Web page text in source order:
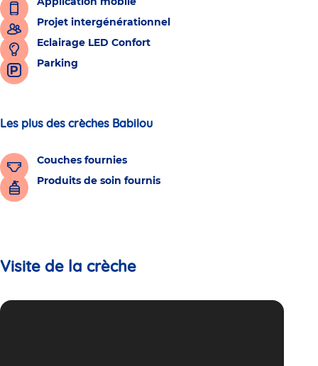
Projet intergénérationnel
Eclairage LED Confort
Parking
Les plus des crèches Babilou
Couches fournies
Produits de soin fournis
Visite de la crèche